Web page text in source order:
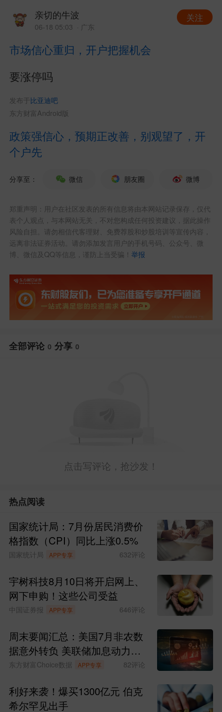
亲切的牛波
06-18 05:03 · 广东
关注
市场信心重归，开户把握机会
要涨停吗
发布于 比亚迪吧
东方财富Android版
政策强信心，预期正改善，别观望了，开
个户先
分享至： 微信 朋友圈 微博
郑重声明：用户在社区发表的所有信息将由本网站记录保存，仅代
表个人观点，与本网站无关，不对您构成任何投资建议，据此操作
风险自担。请勿相信代客理财、免费荐股和炒股培训等宣传内容，
远离非法证券活动。请勿添加发言用户的手机号码、公众号、微
博、微信及QQ等信息，谨防上当受骗！举报
全部评论 0 分享 0
点击写评论，抢沙发！
热点阅读
国家统计局：7月份居民消费价
格指数（CPI）同比上涨0.5%
国家统计局 APP专享 632评论
宇树科技8月10日将开启网上、
网下申购！这些公司受益
中国证券报 APP专享 646评论
周末要闻汇总：美国7月非农数
据意外转负 美联储加息动力骤
减
东方财富Choice数据 APP专享 82评论
利好来袭！爆买1300亿元 伯克
希尔罕见出手